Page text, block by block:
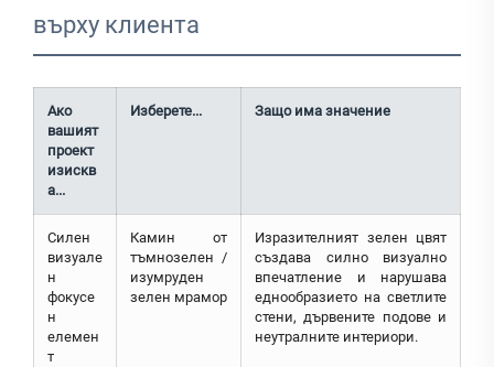
върху клиента
Ако
вашият
проект
изискв
а...
Изберете... Защо има значение
Силен
визуале
н
фокусе
н
елемен
т
Камин от
тъмнозелен /
изумруден
зелен мрамор
Изразителният зелен цвят
създава силно визуално
впечатление и нарушава
еднообразието на светлите
стени, дървените подове и
неутралните интериори.